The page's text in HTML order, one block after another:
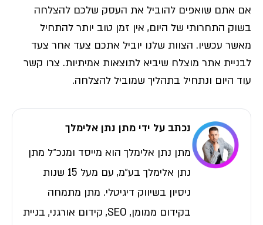
אם אתם שואפים להוביל את העסק שלכם להצלחה
בשוק התחרותי של היום, אין זמן טוב יותר להתחיל
מאשר עכשיו. הצוות שלנו יוביל אתכם צעד אחר צעד
לבניית אתר מוצלח שיביא לתוצאות אמיתיות. צרו קשר
עוד היום ונתחיל בתהליך שמוביל להצלחה.
נכתב על ידי מתן נתן אלימלך
מתן נתן אלימלך הוא מייסד ומנכ״ל מתן
נתן אלימלך בע״מ, עם מעל 15 שנות
ניסיון בשיווק דיגיטלי. מתן מתמחה
בקידום ממומן, SEO, קידום אורגני, בניית